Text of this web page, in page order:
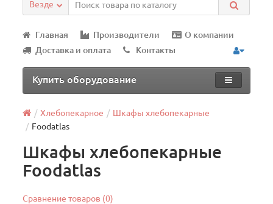
Везде
Главная Производители
О компании
Доставка и оплата
Контакты
Купить оборудование
Хлебопекарное
Шкафы хлебопекарные
Foodatlas
Шкафы хлебопекарные
Foodatlas
Сравнение товаров (0)